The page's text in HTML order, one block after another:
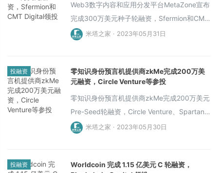
设游戏）、 Illuvium: Overworld（怪物世界）
和Illuvium: Arena（竞技场)。
Web3数字内容和应用分发平台MetaZone宣布
完成300万美元种子轮融资，Sfermion和CMT
Digital领投，Tess Ventures、IOSG
LucidBlue Ventures参投。
米塔之家 · 2023年05月31日
投融资
零知识身份预言机提供商zkMe完成200万美
元融资，Circle Venture等参投
零知识身份预言机提供商zkMe完成200万美元
Pre-Seed轮融资，Circle Venture、Spartan
Group、CMS Holdings、Fenbushi Capital、
月内完成主网测试并上线客户注册功能。 据
米塔之家 · 2023年05月30日
投融资
Worldcoin 完成 1.15 亿美元 C 轮融资，